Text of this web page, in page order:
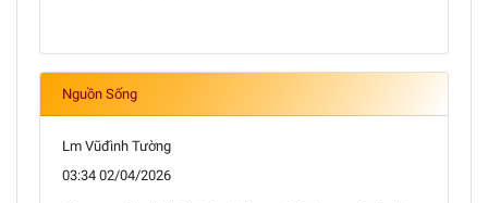
Nguồn Sống
Lm Vũđình Tường
03:34 02/04/2026